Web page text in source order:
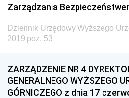
Dziennik Urzędowy Ministra
Dziennik Urzędowy Ministra
Dziennik Urzędowy Ministra
2026
2025
Zarządzania
Dziennik Urzędowy Wyższego
2019 poz. 53
ZARZĄDZENIE NR 4
GENERALNEGO WYŻSZEGO
GÓRNICZEGO z dnia 17